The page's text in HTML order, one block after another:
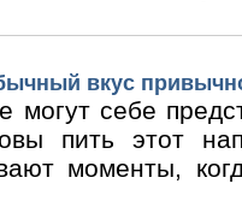
вкус
себе
пить этот
моменты,